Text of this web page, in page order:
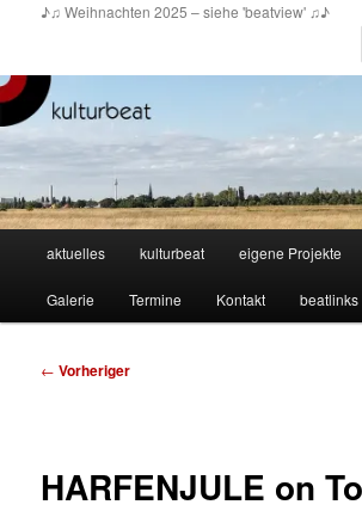
springen
♪♫ Weihnachten 2025 – siehe 'beatview' ♫♪
aktuelles kulturbeat eigene Projekte
Galerie Termine Kontakt beatlinks
Beitragsnavigation
← Vorheriger
HARFENJULE on